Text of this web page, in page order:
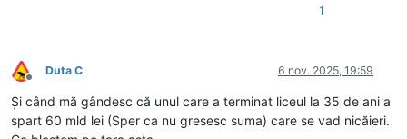
1
Deconectat
Duta C 6 nov. 2025, 19:59
Și când mă gândesc că unul care a terminat liceul la 35 de ani a
spart 60 mld lei (Sper ca nu gresesc suma) care se vad nicăieri.